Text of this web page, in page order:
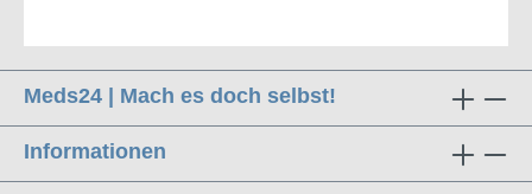
Meds24 | Mach es doch selbst!
Informationen